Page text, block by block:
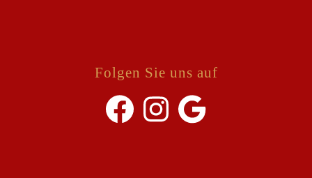
Folgen Sie uns auf
Facebook Instagram Google